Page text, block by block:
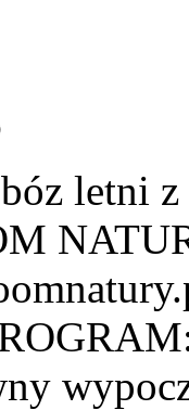
letni